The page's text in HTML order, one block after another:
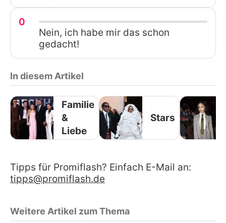
0
Nein, ich habe mir das schon
gedacht!
In diesem Artikel
Familie
&
Liebe
Stars
Tipps für Promiflash? Einfach E-Mail an:
tipps@promiflash.de
Weitere Artikel zum Thema